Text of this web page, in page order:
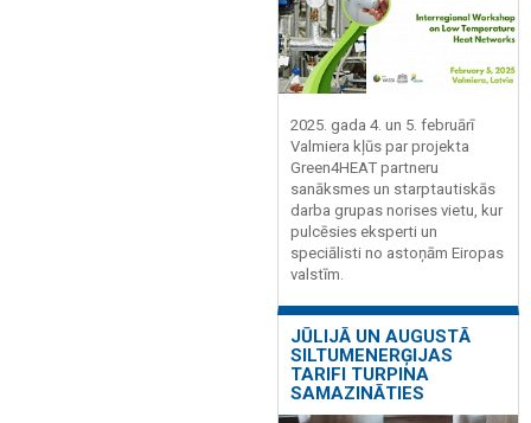
2025. gada 4. un 5. februārī
Valmiera kļūs par projekta
Green4HEAT partneru
sanāksmes un starptautiskās
darba grupas norises vietu, kur
pulcēsies eksperti un
speciālisti no astoņām Eiropas
valstīm.
JŪLIJĀ UN AUGUSTĀ
SILTUMENERĢIJAS
TARIFI TURPINA
SAMAZINĀTIES